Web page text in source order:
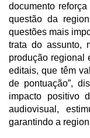
documento
questão da
questões mais
trata do assunto,
produção regional
editais, que têm
de pontuação”,
impacto positivo
audiovisual,
garantindo a